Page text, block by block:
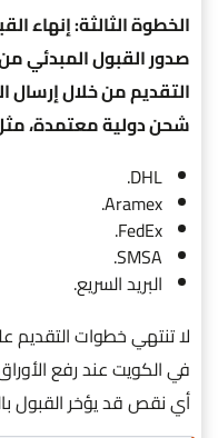
الخطوة الثالثة: إنهاء
صدور القبول المبدئي من
التقديم من خلال إرسال
شحن دولية معتمدة،
DHL.
Aramex.
FedEx.
SMSA.
البريد السريع.
لا تنتهي خطوات التقديم
في الكويت عند رفع
أي نقص قد يؤخر القبول